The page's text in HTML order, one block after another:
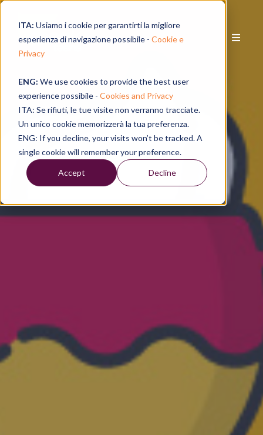
ITA: Usiamo i cookie per garantirti la migliore
esperienza di navigazione possibile - Cookie e
Privacy
ENG: We use cookies to provide the best user
experience possibile - Cookies and Privacy
ITA: Se rifiuti, le tue visite non verranno tracciate.
Un unico cookie memorizzerà la tua preferenza.
ENG: If you decline, your visits won’t be tracked. A
single cookie will remember your preference.
Accept Decline